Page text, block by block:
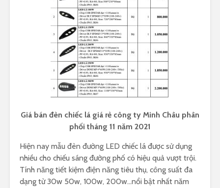
Giá bán đèn chiếc lá giá rẻ công ty Minh Châu phân
phối tháng 11 năm 2021
Hiện nay mẫu đèn đường LED chiếc lá được sử dụng
nhiều cho chiếu sáng đường phố có hiệu quả vượt trội.
Tính năng tiết kiệm điện năng tiêu thụ, công suất đa
dạng từ 30w 50w, 100w, 200w…nổi bật nhất năm